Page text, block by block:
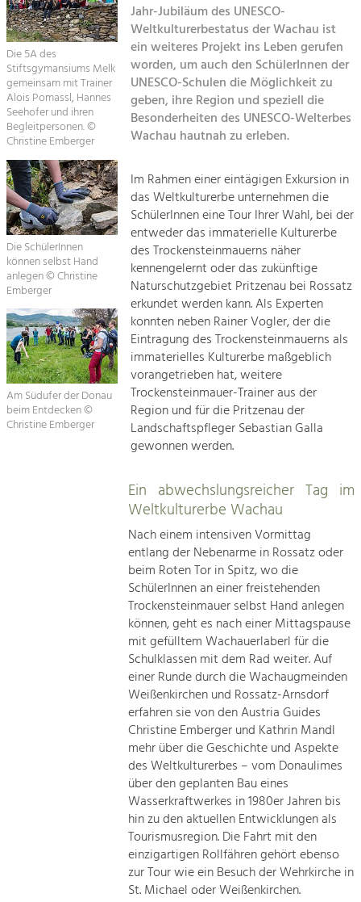
Kirchen am Fluss
Suche
Impressum
Kontakt
Tourismus
Angebotsentwicklung und
Positionierung.
Kunst & Kultur
Handwerk, Wissenschaft und Forschung.
Soziales, Bildung &
Identität
Gleichberechtigung, Jugend und
Integration
Mobilität & Energie
Klimawandel, öffentlicher Verkehr und
erneuerbare Energie
Wirtschaft
Steigerung regionaler Wertschöpfung
Die 5A des
Stiftsgymansiums Melk
gemeinsam mit Trainer
Alois Pomassl, Hannes
Seehofer und ihren
Begleitpersonen. ©
Christine Emberger
Die SchülerInnen
können selbst Hand
anlegen © Christine
Emberger
Am Südufer der Donau
beim Entdecken ©
Christine Emberger
Jahr-Jubiläum des UNESCO-
Weltkulturerbestatus der Wachau ist
ein weiteres Projekt ins Leben gerufen
worden, um auch den SchülerInnen der
UNESCO-Schulen die Möglichkeit zu
geben, ihre Region und speziell die
Besonderheiten des UNESCO-Welterbes
Wachau hautnah zu erleben.
Im Rahmen einer eintägigen Exkursion in
das Weltkulturerbe unternehmen die
SchülerInnen eine Tour Ihrer Wahl, bei der
entweder das immaterielle Kulturerbe
des Trockensteinmauerns näher
kennengelernt oder das zukünftige
Naturschutzgebiet Pritzenau bei Rossatz
erkundet werden kann. Als Experten
konnten neben Rainer Vogler, der die
Eintragung des Trockensteinmauerns als
immaterielles Kulturerbe maßgeblich
vorangetrieben hat, weitere
Trockensteinmauer-Trainer aus der
Region und für die Pritzenau der
Landschaftspfleger Sebastian Galla
gewonnen werden.
Ein abwechslungsreicher Tag im
Weltkulturerbe Wachau
Nach einem intensiven Vormittag
entlang der Nebenarme in Rossatz oder
beim Roten Tor in Spitz, wo die
SchülerInnen an einer freistehenden
Trockensteinmauer selbst Hand anlegen
können, geht es nach einer Mittagspause
mit gefülltem Wachauerlaberl für die
Schulklassen mit dem Rad weiter. Auf
einer Runde durch die Wachaugmeinden
Weißenkirchen und Rossatz-Arnsdorf
erfahren sie von den Austria Guides
Christine Emberger und Kathrin Mandl
mehr über die Geschichte und Aspekte
des Weltkulturerbes – vom Donaulimes
über den geplanten Bau eines
Wasserkraftwerkes in 1980er Jahren bis
hin zu den aktuellen Entwicklungen als
Tourismusregion. Die Fahrt mit den
einzigartigen Rollfähren gehört ebenso
zur Tour wie ein Besuch der Wehrkirche in
St. Michael oder Weißenkirchen.